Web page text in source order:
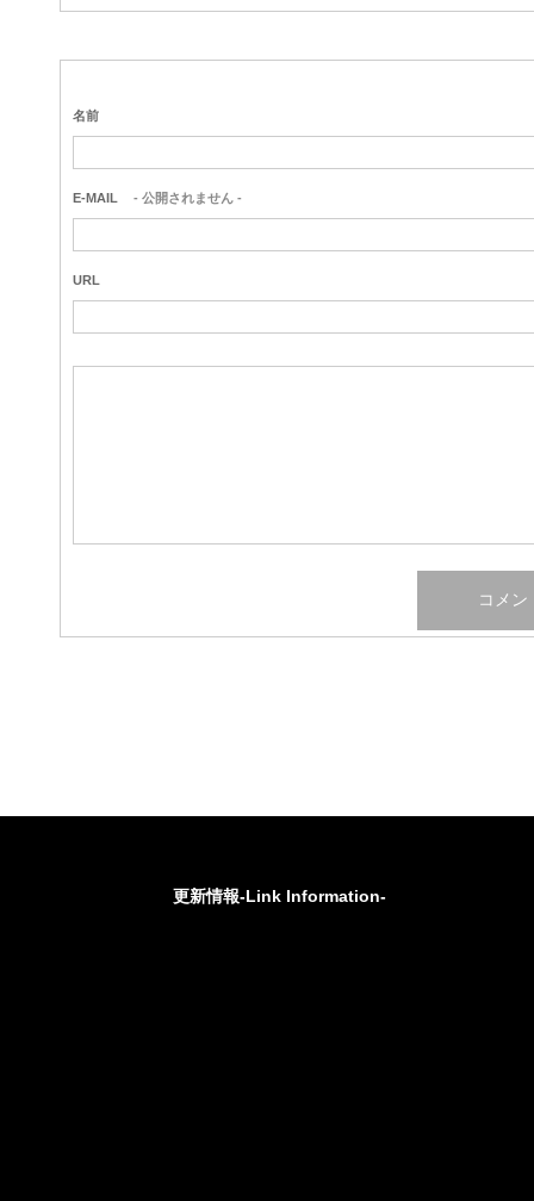
名前
E-MAIL - 公開されません -
URL
更新情報-Link Information-